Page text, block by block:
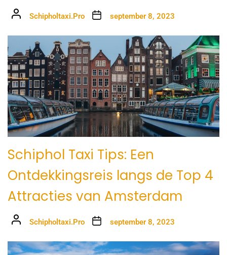
Schipholtaxi.Pro september 8, 2023
Schiphol Taxi Tips: Een
Ontdekkingsreis langs de Top 4
Attracties van Amsterdam
Schipholtaxi.Pro september 8, 2023